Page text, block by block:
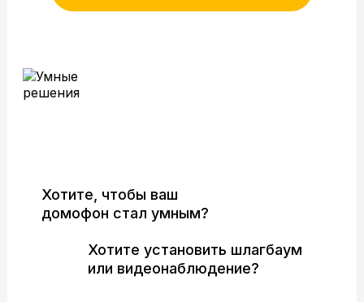
Хотите, чтобы ваш
домофон стал умным?
Хотите установить шлагбаум
или видеонаблюдение?